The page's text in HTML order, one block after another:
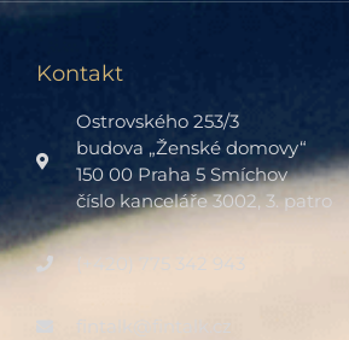
Kontakt
Ostrovského 253/3
budova „Ženské domovy“
150 00 Praha 5 Smíchov
číslo kanceláře 3002, 3. patro
(+420) 775 342 943
fintalk@fintalk.cz